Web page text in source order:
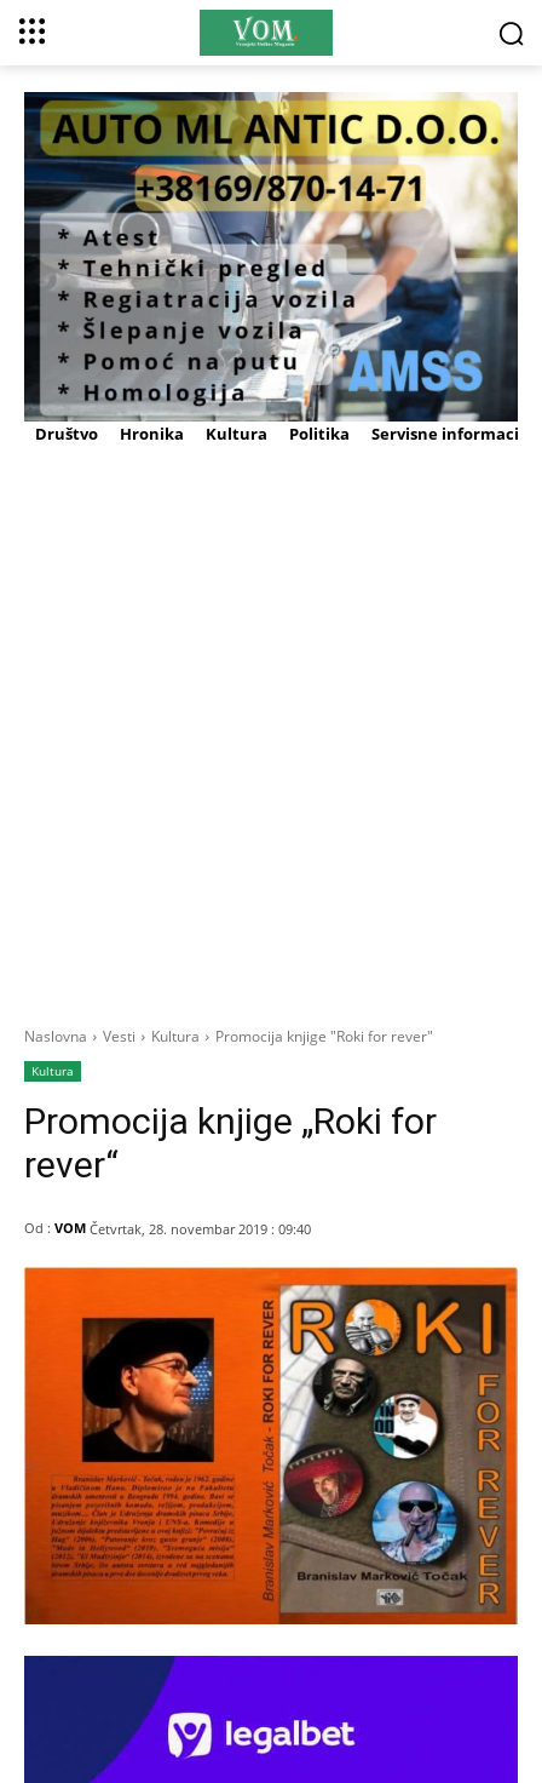
Društvo Hronika Kultura Politika Servisne informacije
Naslovna Vesti Kultura Promocija knjige "Roki for rever"
Kultura
Promocija knjige „Roki for
rever“
Od : VOM Četvrtak, 28. novembar 2019 : 09:40